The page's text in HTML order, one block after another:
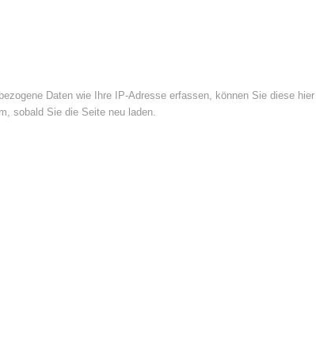
Daten wie Ihre IP-Adresse erfassen, können Sie diese hier
sobald Sie die Seite neu laden.